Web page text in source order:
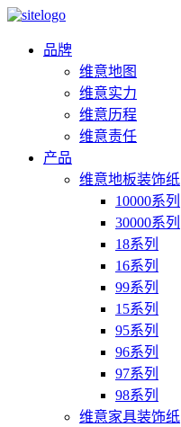
品牌
维意地图
维意实力
维意历程
维意责任
产品
维意地板装饰纸
10000系列
30000系列
18系列
16系列
99系列
15系列
95系列
96系列
97系列
98系列
维意家具装饰纸